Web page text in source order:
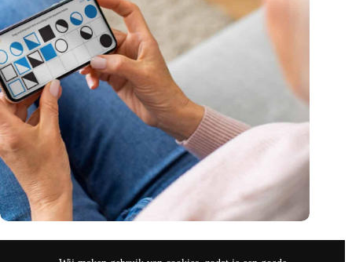
innovatiehub in Nederland